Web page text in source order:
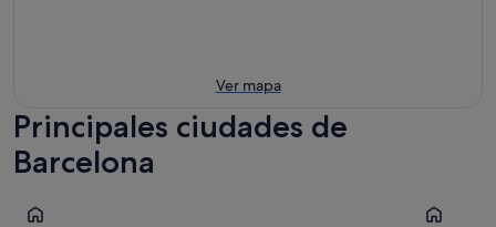
Ver mapa
Principales ciudades de
Barcelona
Malgrat de Mar Santa